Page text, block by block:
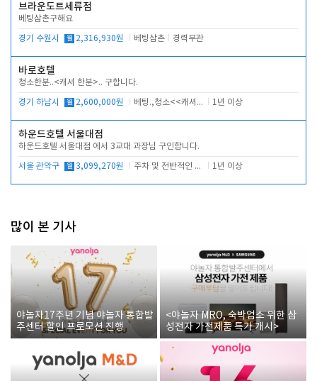
브라운도트세류점
베팅삼촌구해요
경기 수원시 월 2,316,930원 베팅삼촌 경력무관
바로호텔
청소한분..<캐셔 한분>.. 구합니다.
경기 하남시 월 2,600,000원 베팅.,청소<<캐셔 모셔봅니다. 1년 이상
하운드호텔 서울대점
하운드호텔 서울대점 에서 3교대 과장님 구인합니다.
서울 관악구 월 3,099,270원 주차 및 전반적인 당번업무 1년 이상
많이 본 기사
야놀자17주년 기념 야놀자 통합발
주센터 할인 프로모션 진행
<야놀자 MRO, 숙박업소 위한 삼
성전자 가전제품 특가 개시>